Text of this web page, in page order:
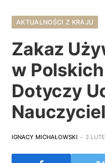
AKTUALNOŚCI Z KRAJU
Zakaz
w Polskich
Dotyczy
IGNACY MICHAŁOWSKI 3